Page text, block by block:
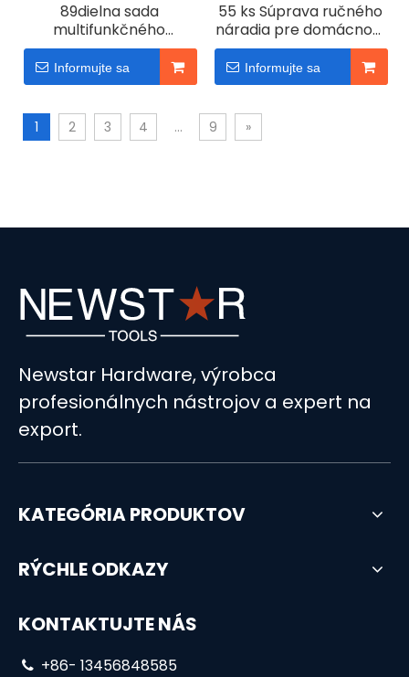
89dielna sada
multifunkčného
mechanického
ručného náradia s
kladivom pre
Informujte sa
55 ks Súprava ručného
náradia pre domácnosť
Dvojitá dvierka
Informujte sa
1 2 3 4 ... 9 »
Newstar Hardware, výrobca
profesionálnych nástrojov a expert na
export.
KATEGÓRIA PRODUKTOV
RÝCHLE ODKAZY
KONTAKTUJTE NÁS
 +86- 13456848585